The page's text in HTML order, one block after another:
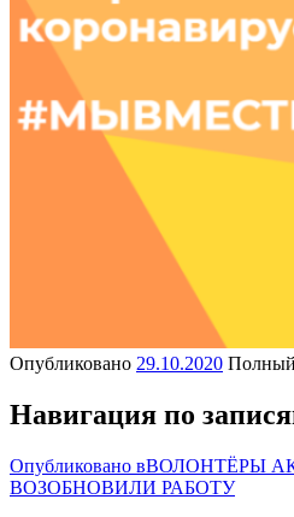
Опубликовано 29.10.2020
Навигация по
Опубликовано вВОЛОНТЁРЫ
ВОЗОБНОВИЛИ РАБОТУ